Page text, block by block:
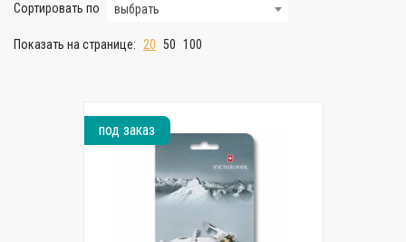
Сортировать по выбрать
Показать на странице: 20 50 100
под заказ